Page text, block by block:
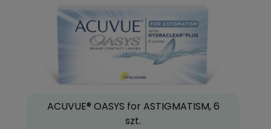
ACUVUE® OASYS for ASTIGMATISM, 6
szt.